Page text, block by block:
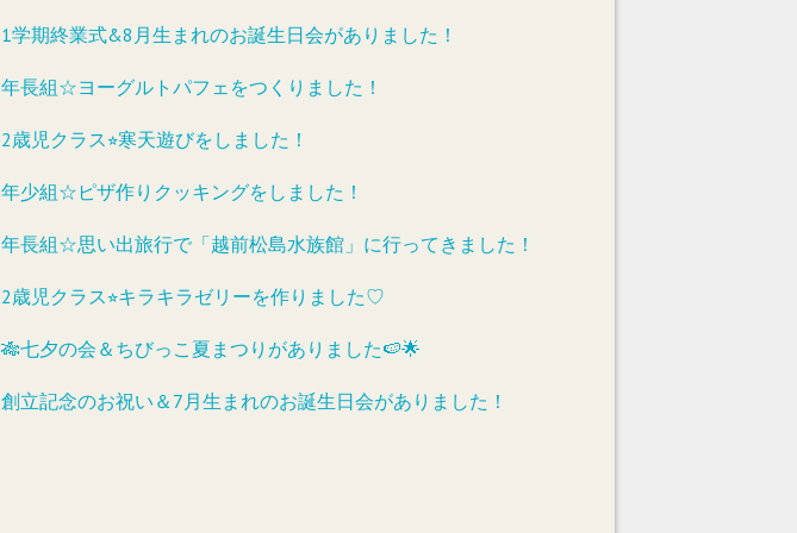
1学期終業式&8月生まれのお誕生日会がありました！
年長組☆ヨーグルトパフェをつくりました！
2歳児クラス⭐︎寒天遊びをしました！
年少組☆ピザ作りクッキングをしました！
年長組☆思い出旅行で「越前松島水族館」に行ってきました！
2歳児クラス⭐︎キラキラゼリーを作りました♡
🎋七夕の会＆ちびっこ夏まつりがありました🍉🌟
創立記念のお祝い＆7月生まれのお誕生日会がありました！